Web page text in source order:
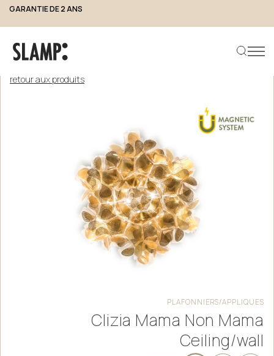
GARANTIE DE 2 ANS
retour aux produits
PLAFONNIERS/APPLIQUES
Clizia Mama Non Mama
Ceiling/wall